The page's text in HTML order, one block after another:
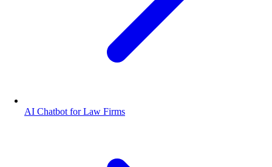
AI Chatbot for Law Firms